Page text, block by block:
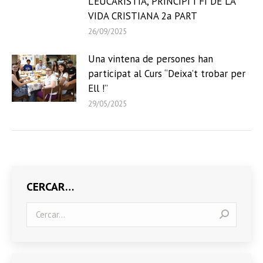
VIDA CRISTIANA 2a PART
26/09/2025
Una vintena de persones han
participat al Curs “Deixa’t trobar per
Ell !”
29/05/2025
CERCAR…